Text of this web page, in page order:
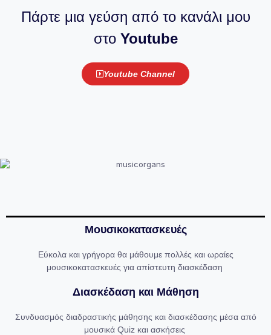
Πάρτε μια γεύση από το κανάλι μου
στο Youtube
Youtube Channel
Μουσικοκατασκευές
Εύκολα και γρήγορα θα μάθουμε πολλές και ωραίες
μουσικοκατασκευές για απίστευτη διασκέδαση
Διασκέδαση και Μάθηση
Συνδυασμός διαδραστικής μάθησης και διασκέδασης μέσα από
μουσικά Quiz και ασκήσεις